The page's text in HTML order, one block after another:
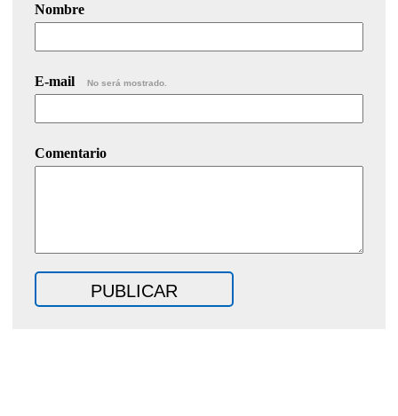
Nombre
E-mail No será mostrado.
Comentario